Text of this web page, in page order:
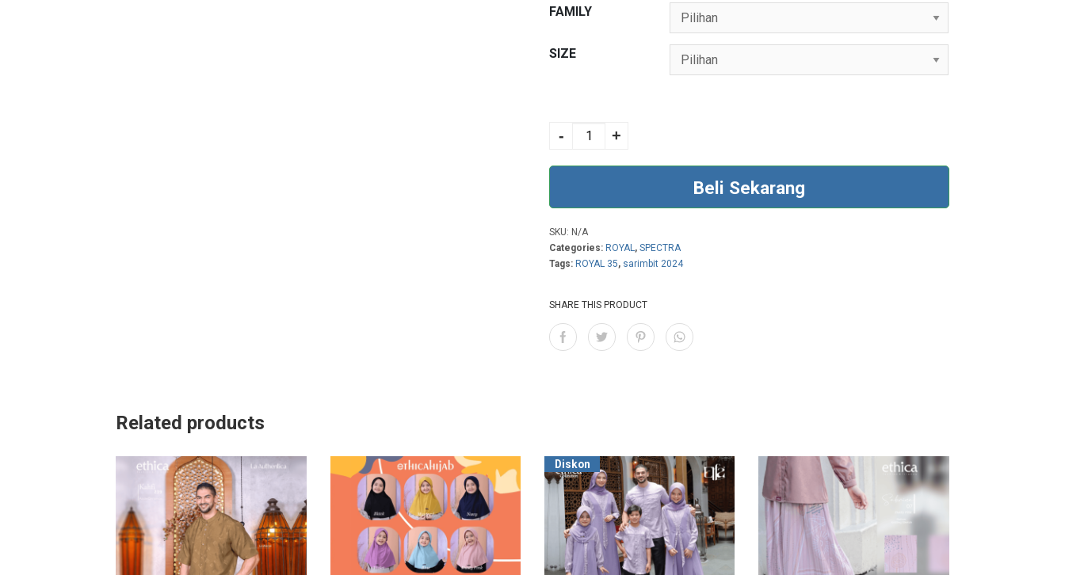
FAMILY
SIZE
MALAGA quantity
- +
Beli Sekarang
SKU: N/A
Categories: ROYAL,SPECTRA
Tags: ROYAL 35, sarimbit 2024
SHARE THIS PRODUCT
Related products
Diskon